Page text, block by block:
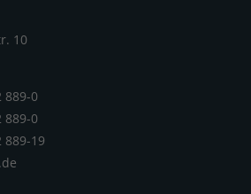
10
889-0
889-0
889-19